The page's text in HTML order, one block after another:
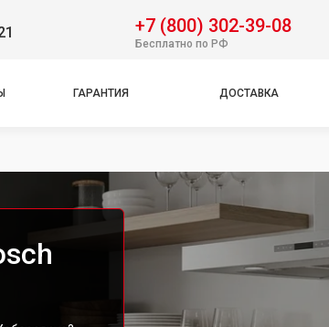
+7 (800) 302-39-08
Бесплатно по РФ
ГАРАНТИЯ ДОСТАВКА